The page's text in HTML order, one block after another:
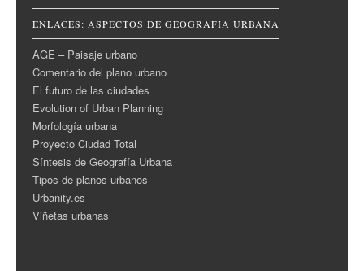
ENLACES: ASPECTOS DE GEOGRAFÍA URBANA
AGE – Paisaje urbano
Comentario del plano urbano
El futuro de las ciudades
Evolution of Urban Planning
Morfología urbana
Proyecto Ciudad Total
Síntesis de Geografía Urbana
Tipos de planos urbanos
Urbanity.es
Viñetas urbanas